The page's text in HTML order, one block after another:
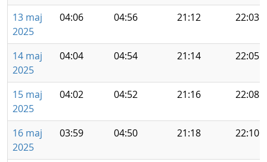
13 maj
2025
04:06 04:56 21:12 22:03
14 maj
2025
04:04 04:54 21:14 22:05
15 maj
2025
04:02 04:52 21:16 22:08
16 maj
2025
03:59 04:50 21:18 22:10